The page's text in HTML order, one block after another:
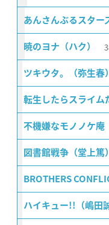
あんさんぶるスター
暁のヨナ（ハク）
ツキウタ。（弥生春）
転生したらスライム
不機嫌なモノノケ庵
図書館戦争（堂上篤）
BROTHERS
ハイキュー!!（嶋田